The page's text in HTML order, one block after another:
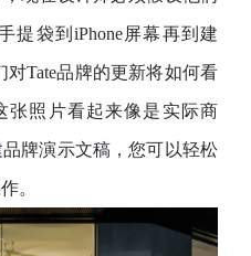
提袋到iPhone屏幕再到建
Tate品牌的更新将如何看
张照片看起来像是实际商
牌演示文稿，您可以轻松
。